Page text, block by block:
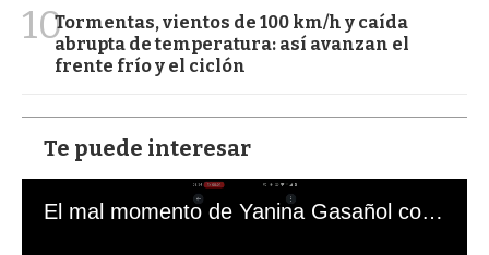
10Tormentas, vientos de 100 km/h y caída
abrupta de temperatura: así avanzan el
frente frío y el ciclón
Te puede interesar
El mal momento de Yanina Gasañol con un hincha argentino en "Subrayado"